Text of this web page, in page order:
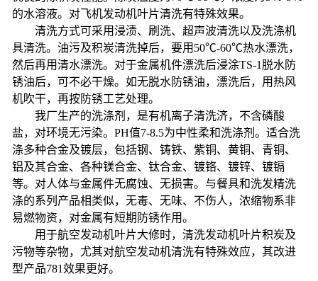
的水溶液。对飞机发动机叶片清洗有特殊效果。
清洗方式可采用浸渍、刷洗、超声波清洗以及洗涤机
具清洗。油污及积炭清洗掉后，要用50℃-60℃热水漂洗，
然后再用清水漂洗。对于金属机件漂洗后浸涂TS-1脱水防
锈油后，可不必干燥。如无脱水防锈油，漂洗后，用热风
机吹干，再按防锈工艺处理。
我厂生产的洗涤剂，是有机离子清洗济，不含磷酸
盐，对环境无污染。PH值7-8.5为中性柔和洗涤剂。适合洗
涤多种合金及镀层，包括钢、铸铁、紫铜、黄铜、青铜、
铝及其合金、各种镁合金、钛合金、镀铬、镀锌、镀镉
等。对人体与金属件无腐蚀、无损害。与餐具和洗发精洗
涤的系列产品相类似，无毒、无味、不伤人，浓缩物系非
易燃物资，对金属有短期防锈作用。
用于航空发动机叶片大修时，清洗发动机叶片积炭及
污物等杂物，尤其对航空发动机清洗有特殊效应，其改进
型产品781效果更好。